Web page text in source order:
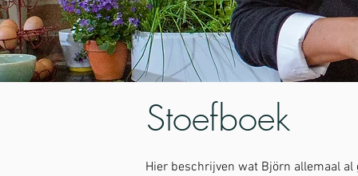
Stoefboek
Hier beschrijven wat Björn allemaal al